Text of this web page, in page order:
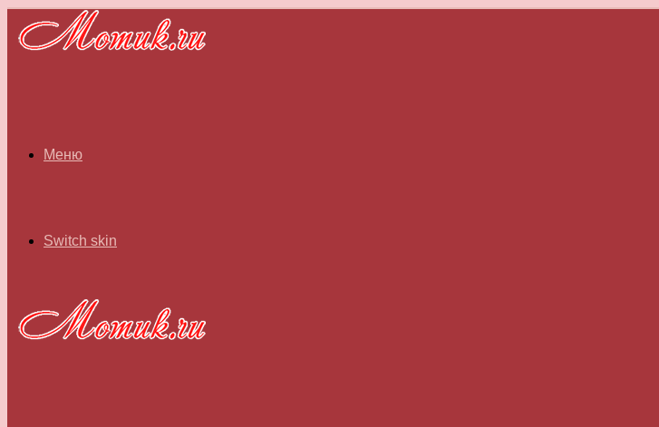
Меню
Switch skin